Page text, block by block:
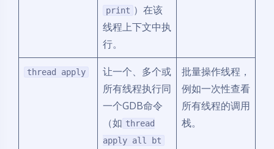
print ）在该
线程上下文中执
行。
thread apply
让一个、多个或
所有线程执行同
一个GDB命令
（如 thread
apply all bt
批量操作线程，
例如一次性查看
所有线程的调用
栈。